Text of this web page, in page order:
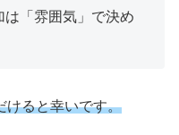
は「雰囲気」で決め
けると幸いです。